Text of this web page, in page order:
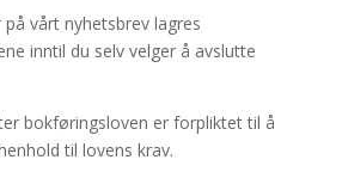
vårt nyhetsbrev lagres
inntil du selv velger å avslutte
bokføringsloven er forpliktet til å
til lovens krav.